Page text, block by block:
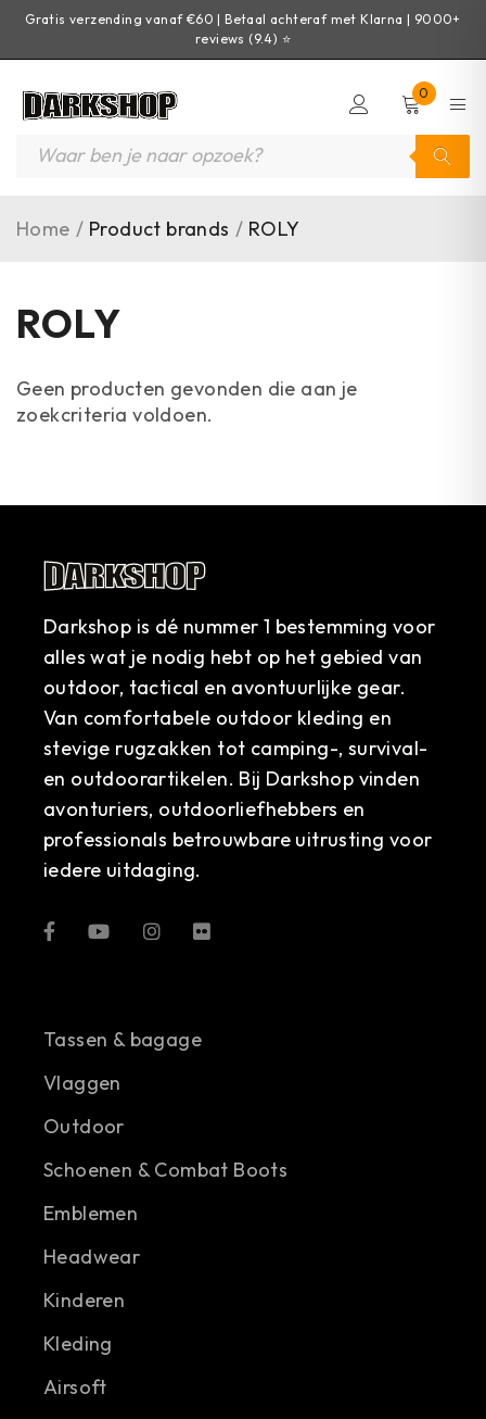
Gratis verzending vanaf €60 | Betaal achteraf met Klarna | 9000+
reviews (9.4) ⭐
0
Home / Product brands / ROLY
ROLY
Geen producten gevonden die aan je
zoekcriteria voldoen.
Darkshop is dé nummer 1 bestemming voor
alles wat je nodig hebt op het gebied van
outdoor, tactical en avontuurlijke gear.
Van comfortabele outdoor kleding en
stevige rugzakken tot camping-, survival-
en outdoorartikelen. Bij Darkshop vinden
avonturiers, outdoorliefhebbers en
professionals betrouwbare uitrusting voor
iedere uitdaging.
Tassen & bagage
Vlaggen
Outdoor
Schoenen & Combat Boots
Emblemen
Headwear
Kinderen
Kleding
Airsoft